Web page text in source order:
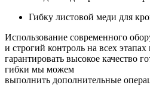
Гибку листовой меди для
Использование современного
и строгий контроль на всех
гарантировать высокое качество
гибки мы можем
выполнить дополнительные